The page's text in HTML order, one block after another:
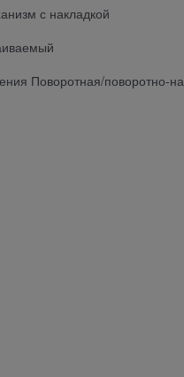
с накладкой
Поворотная/поворотно-